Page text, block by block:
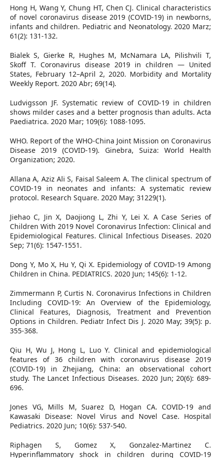
Hong H, Wang Y, Chung HT, Chen CJ. Clinical characteristics
of novel coronavirus disease 2019 (COVID-19) in newborns,
infants and children. Pediatric and Neonatology. 2020 Marz;
61(2): 131-132.
Bialek S, Gierke R, Hughes M, McNamara LA, Pilishvili T,
Skoff T. Coronavirus disease 2019 in children — United
States, February 12–April 2, 2020. Morbidity and Mortality
Weekly Report. 2020 Abr; 69(14).
Ludvigsson JF. Systematic review of COVID-19 in children
shows milder cases and a better prognosis than adults. Acta
Paediatrica. 2020 Mar; 109(6): 1088-1095.
WHO. Report of the WHO-China Joint Mission on Coronavirus
Disease 2019 (COVID-19). Ginebra, Suiza: World Health
Organization; 2020.
Allana A, Aziz Ali S, Faisal Saleem A. The clinical spectrum of
COVID-19 in neonates and infants: A systematic review
protocol. Research Square. 2020 May; 31229(1).
Jiehao C, Jin X, Daojiong L, Zhi Y, Lei X. A Case Series of
Children With 2019 Novel Coronavirus Infection: Clinical and
Epidemiological Features. Clinical Infectious Diseases. 2020
Sep; 71(6): 1547-1551.
Dong Y, Mo X, Hu Y, Qi X. Epidemiology of COVID-19 Among
Children in China. PEDIATRICS. 2020 Jun; 145(6): 1-12.
Zimmermann P, Curtis N. Coronavirus Infections in Children
Including COVID-19: An Overview of the Epidemiology,
Clinical Features, Diagnosis, Treatment and Prevention
Options in Children. Pediatr Infect Dis J. 2020 May; 39(5): p.
355-368.
Qiu H, Wu J, Hong L, Luo Y. Clinical and epidemiological
features of 36 children with coronavirus disease 2019
(COVID-19) in Zhejiang, China: an observational cohort
study. The Lancet Infectious Diseases. 2020 Jun; 20(6): 689-
696.
Jones VG, Mills M, Suarez D, Hogan CA. COVID-19 and
Kawasaki Disease: Novel Virus and Novel Case. Hospital
Pediatrics. 2020 Jun; 10(6): 537-540.
Riphagen S, Gomez X, Gonzalez-Martinez C.
Hyperinflammatory shock in children during COVID-19